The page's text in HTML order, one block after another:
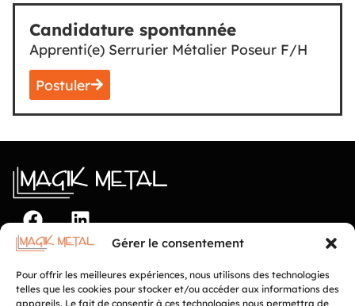
Gérer le consentement
Pour offrir les meilleures expériences, nous utilisons des technologies
telles que les cookies pour stocker et/ou accéder aux informations des
appareils. Le fait de consentir à ces technologies nous permettra de
Candidature spontannée
Apprenti(e) Serrurier Métalier Poseur F/H
Postuler
© Magik Métal. Tout droit réservés
Politique de cookies
Conditions d’utilisation